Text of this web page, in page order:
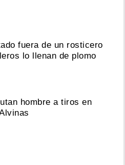
fuera de un rosticero
lo llenan de plomo
hombre a tiros en